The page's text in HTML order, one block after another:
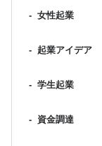
- 女性起業
- 起業アイデア
- 学生起業
- 資金調達